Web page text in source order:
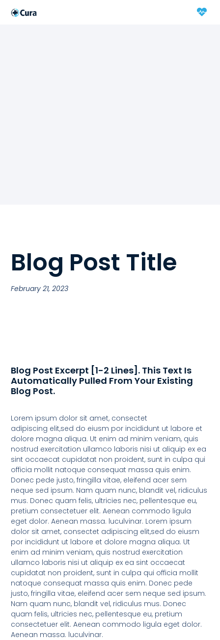
Blog Post Title
February 21, 2023
Blog Post Excerpt [1-2 Lines]. This Text Is
Automatically Pulled From Your Existing
Blog Post.
Lorem ipsum dolor sit amet, consectet
adipiscing elit,sed do eiusm por incididunt ut labore et
dolore magna aliqua. Ut enim ad minim veniam, quis
nostrud exercitation ullamco laboris nisi ut aliquip ex ea
sint occaecat cupidatat non proident, sunt in culpa qui
officia mollit natoque consequat massa quis enim.
Donec pede justo, fringilla vitae, eleifend acer sem
neque sed ipsum. Nam quam nunc, blandit vel, ridiculus
mus. Donec quam felis, ultricies nec, pellentesque eu,
pretium consectetuer elit. Aenean commodo ligula
eget dolor. Aenean massa. luculvinar. Lorem ipsum
dolor sit amet, consectet adipiscing elit,sed do eiusm
por incididunt ut labore et dolore magna aliqua. Ut
enim ad minim veniam, quis nostrud exercitation
ullamco laboris nisi ut aliquip ex ea sint occaecat
cupidatat non proident, sunt in culpa qui officia mollit
natoque consequat massa quis enim. Donec pede
justo, fringilla vitae, eleifend acer sem neque sed ipsum.
Nam quam nunc, blandit vel, ridiculus mus. Donec
quam felis, ultricies nec, pellentesque eu, pretium
consectetuer elit. Aenean commodo ligula eget dolor.
Aenean massa. luculvinar.